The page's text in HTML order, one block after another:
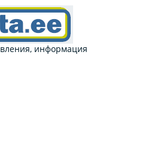
информация